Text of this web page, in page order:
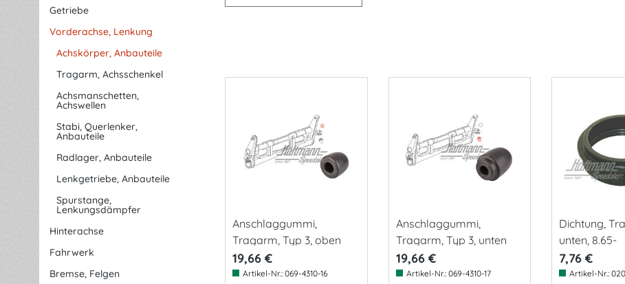
Getriebe
Vorderachse, Lenkung
Achskörper, Anbauteile
Tragarm, Achsschenkel
Achsmanschetten,
Achswellen
Stabi, Querlenker,
Anbauteile
Radlager, Anbauteile
Lenkgetriebe, Anbauteile
Spurstange,
Lenkungsdämpfer
Hinterachse
Fahrwerk
Bremse, Felgen
Anschlaggummi,
Tragarm, Typ 3, oben
19,66 €
Artikel-Nr.: 069-4310-16
Anschlaggummi,
Tragarm, Typ 3, unten
19,66 €
Artikel-Nr.: 069-4310-17
Dichtung,
unten, 8.65-
7,76 €
Artikel-Nr.: